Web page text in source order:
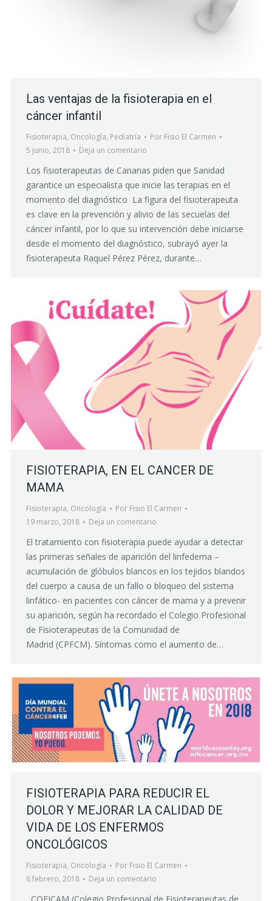
Las ventajas de la fisioterapia en el
cáncer infantil
Fisioterapia, Oncología, Pediatría Por Fisio El Carmen
5 junio, 2018
Deja un comentario
Los fisioterapeutas de Canarias piden que Sanidad
garantice un especialista que inicie las terapias en el
momento del diagnóstico La figura del fisioterapeuta
es clave en la prevención y alivio de las secuelas del
cáncer infantil, por lo que su intervención debe iniciarse
desde el momento del diagnóstico, subrayó ayer la
fisioterapeuta Raquel Pérez Pérez, durante…
FISIOTERAPIA, EN EL CANCER DE
MAMA
Fisioterapia, Oncología Por Fisio El Carmen
19 marzo, 2018
Deja un comentario
El tratamiento con fisioterapia puede ayudar a detectar
las primeras señales de aparición del linfedema –
acumulación de glóbulos blancos en los tejidos blandos
del cuerpo a causa de un fallo o bloqueo del sistema
linfático- en pacientes con cáncer de mama y a prevenir
su aparición, según ha recordado el Colegio Profesional
de Fisioterapeutas de la Comunidad de
Madrid (CPFCM). Síntomas como el aumento de…
FISIOTERAPIA PARA REDUCIR EL
DOLOR Y MEJORAR LA CALIDAD DE
VIDA DE LOS ENFERMOS
ONCOLÓGICOS
Fisioterapia, Oncología Por Fisio El Carmen
6 febrero, 2018
Deja un comentario
COFICAM (Colegio Profesional de Fisioterapeutas de